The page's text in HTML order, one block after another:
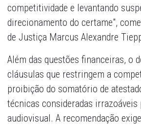
competitividade e levantando
direcionamento do certame",
de Justiça Marcus Alexandre
Além das questões financeiras, o
cláusulas que restringem a
proibição do somatório de
técnicas consideradas irrazoáveis
audiovisual. A recomendação